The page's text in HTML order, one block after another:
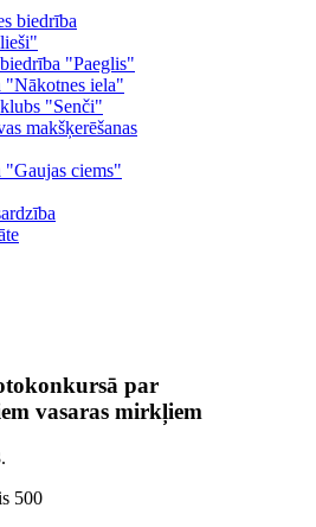
biedrība
"Paeglis"
"Nākotnes iela"
"Senči"
makšķerēšanas
"Gaujas ciems"
par
vasaras mirkļiem
.